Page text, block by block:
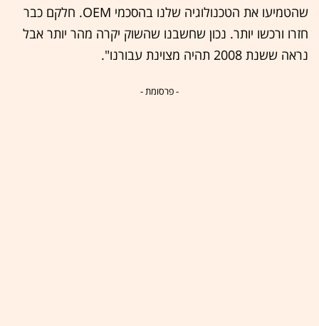
שהטמיעו את הטכנולוגיה שלנו בהסכמי OEM. חלקם כבר
חזרו ורכשו יותר. נכון שחשבנו שהשוק יקרה מהר יותר אבל
נראה ששנת 2008 תהיה מצוינת עבורנו".
- פרסומת -